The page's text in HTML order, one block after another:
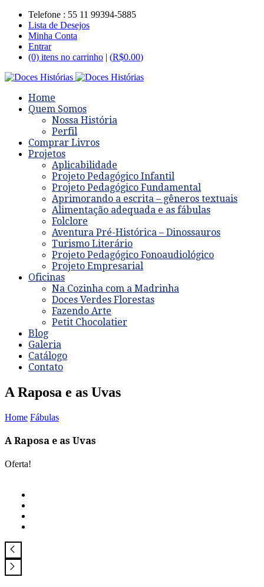
Telefone : 55 11 99394-5885
Lista de Desejos
Minha Conta
Entrar
(0) itens no carrinho | (R$0.00)
Home
Quem Somos
Nossa História
Perfil
Comprar Livros
Projetos
Aplicabilidade
Projeto Pedagógico Infantil
Projeto Pedagógico Fundamental
Aprimorando a escrita – gêneros textuais
Alimentação adequada e as fábulas
Folclore
Aventura Pré-Histórica – Dinossauros
Turismo Literário
Projeto Pedagógico Fonoaudiológico
Projeto Empresarial
Oficinas
Na Cozinha com a Madrinha
Doces Verdes Florestas
Fazendo Arte
Petit Chocolatier
Blog
Galeria
Catálogo
Contato
A Raposa e as Uvas
Home Fábulas
A Raposa e as Uvas
Oferta!